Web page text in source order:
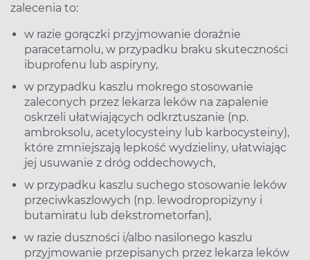
zalecenia to:
w razie gorączki przyjmowanie doraźnie
paracetamolu, w przypadku braku skuteczności
ibuprofenu lub aspiryny,
w przypadku kaszlu mokrego stosowanie
zaleconych przez lekarza leków na zapalenie
oskrzeli ułatwiających odkrztuszanie (np.
ambroksolu, acetylocysteiny lub karbocysteiny),
które zmniejszają lepkość wydzieliny, ułatwiając
jej usuwanie z dróg oddechowych,
w przypadku kaszlu suchego stosowanie leków
przeciwkaszlowych (np. lewodropropizyny i
butamiratu lub dekstrometorfan),
w razie duszności i/albo nasilonego kaszlu
przyjmowanie przepisanych przez lekarza leków